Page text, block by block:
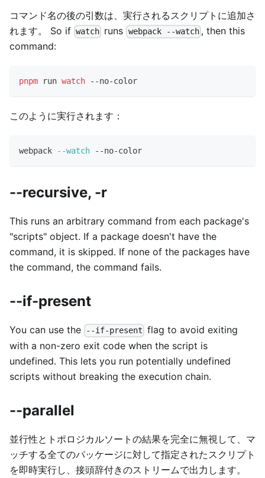
コマンド名の後の引数は、実行されるスクリプトに追加さ
れます。 So if watch runs webpack --watch , then this
command:
pnpm run watch --no-color
このように実行されます：
webpack --watch --no-color
--recursive, -r
This runs an arbitrary command from each package's
"scripts" object. If a package doesn't have the
command, it is skipped. If none of the packages have
the command, the command fails.
--if-present
You can use the --if-present flag to avoid exiting
with a non-zero exit code when the script is
undefined. This lets you run potentially undefined
scripts without breaking the execution chain.
--parallel
並行性とトポロジカルソートの結果を完全に無視して、マ
ッチする全てのパッケージに対して指定されたスクリプト
を即時実行し、接頭辞付きのストリームで出力します。